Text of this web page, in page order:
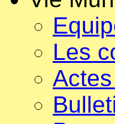
Les